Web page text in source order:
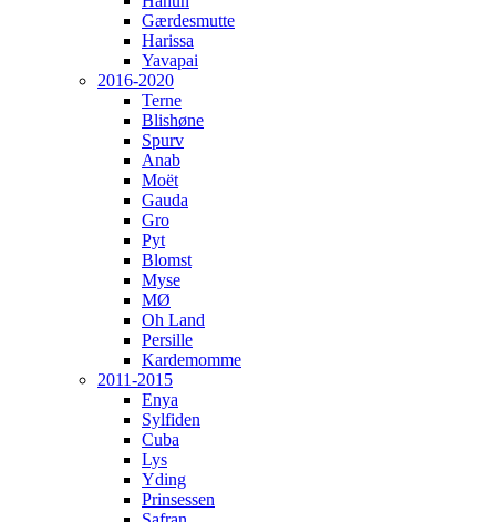
Gærdesmutte
Harissa
Yavapai
2016-2020
Terne
Blishøne
Spurv
Anab
Moët
Gauda
Gro
Pyt
Blomst
Myse
MØ
Oh Land
Persille
Kardemomme
2011-2015
Enya
Sylfiden
Cuba
Lys
Yding
Prinsessen